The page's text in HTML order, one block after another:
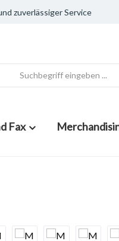
zuverlässiger Service
Fax